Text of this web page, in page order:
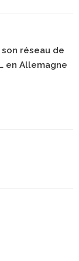
réseau de
en Allemagne